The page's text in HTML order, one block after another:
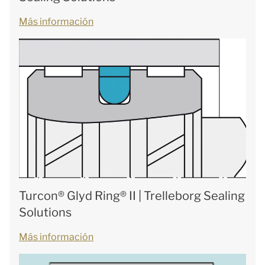
Más información
Turcon® Glyd Ring® II | Trelleborg Sealing
Solutions
Más información